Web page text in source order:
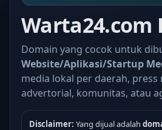
Warta24.com
Domain yang cocok untuk
Website/Aplikasi/Startup
media lokal per daerah, press
advertorial, komunitas, atau
Disclaimer: Yang dijual adalah